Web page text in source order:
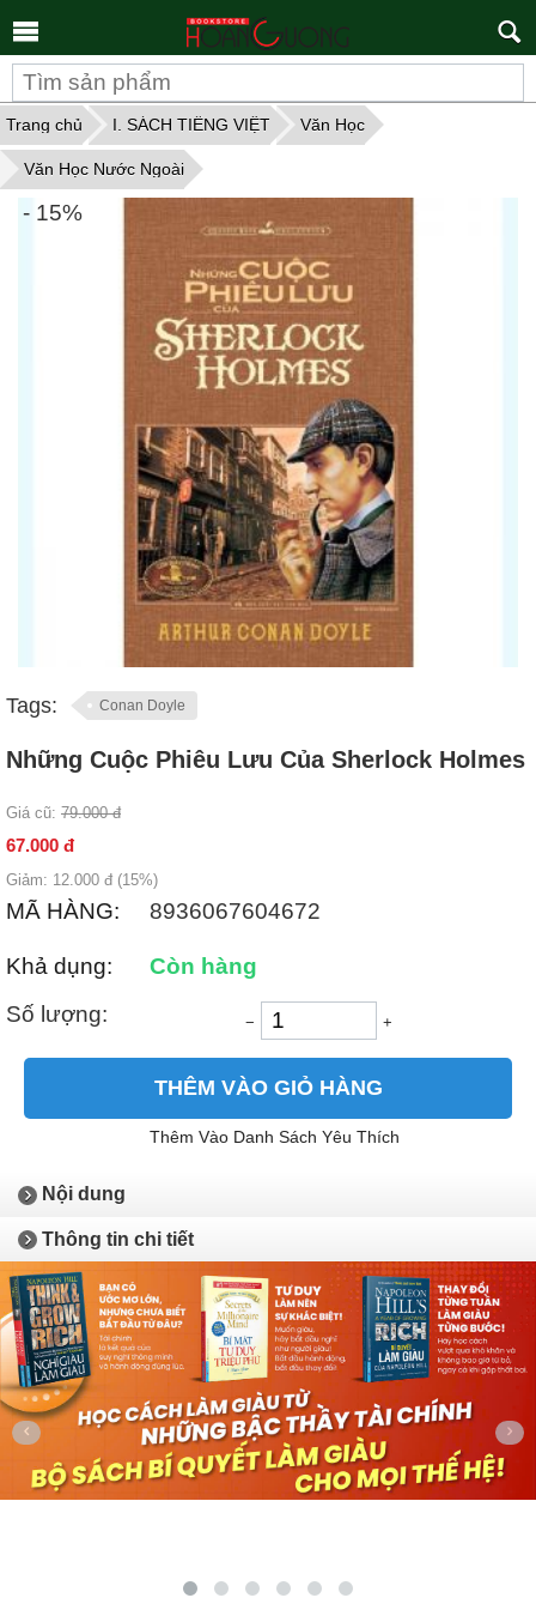
Trang chủ I. SÁCH TIẾNG VIỆT Văn Học
Văn Học Nước Ngoài
Tags: Conan Doyle
- 15%
Những Cuộc Phiêu Lưu Của Sherlock Holmes
Giá cũ: 79.000 đ
67.000 đ
Giảm: 12.000 đ (15%)
MÃ HÀNG: 8936067604672
Khả dụng:
Còn hàng
Số lượng:
− +
THÊM VÀO GIỎ HÀNG
Thêm Vào Danh Sách Yêu Thích
Nội dung
Thông tin chi tiết